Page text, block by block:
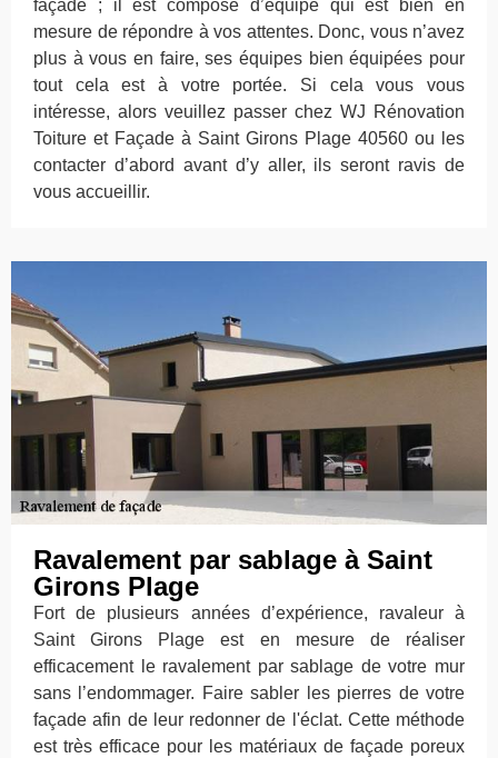
façade ; il est composé d’équipe qui est bien en
mesure de répondre à vos attentes. Donc, vous n’avez
plus à vous en faire, ses équipes bien équipées pour
tout cela est à votre portée. Si cela vous vous
intéresse, alors veuillez passer chez WJ Rénovation
Toiture et Façade à Saint Girons Plage 40560 ou les
contacter d’abord avant d’y aller, ils seront ravis de
vous accueillir.
Ravalement par sablage à Saint
Girons Plage
Fort de plusieurs années d’expérience, ravaleur à
Saint Girons Plage est en mesure de réaliser
efficacement le ravalement par sablage de votre mur
sans l’endommager. Faire sabler les pierres de votre
façade afin de leur redonner de l'éclat. Cette méthode
est très efficace pour les matériaux de façade poreux